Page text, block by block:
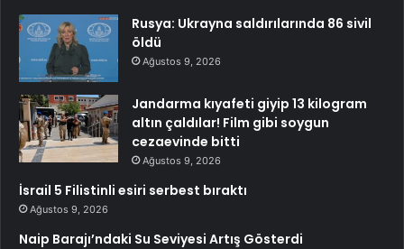
Rusya: Ukrayna saldırılarında 86 sivil
öldü
Ağustos 9, 2026
Jandarma kıyafeti giyip 13 kilogram
altın çaldılar! Film gibi soygun
cezaevinde bitti
Ağustos 9, 2026
İsrail 5 Filistinli esiri serbest bıraktı
Ağustos 9, 2026
Naip Barajı’ndaki Su Seviyesi Artış Gösterdi